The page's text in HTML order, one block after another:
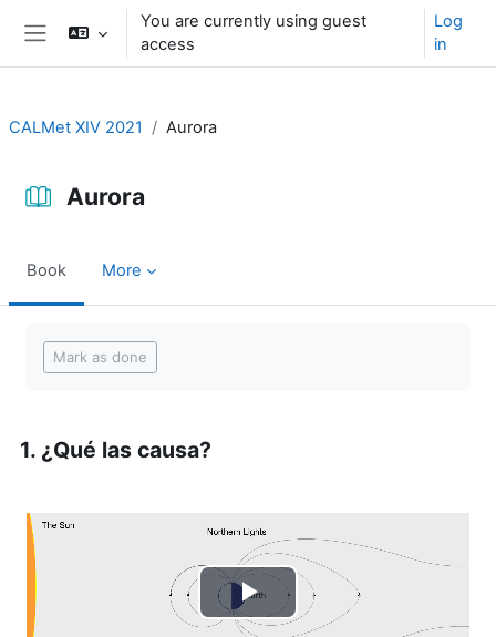
Skip to main content
You are currently using guest
access
Log
in
CALMet XIV 2021 Aurora
Aurora
Book More
Mark as done
1. ¿Qué las causa?
Play